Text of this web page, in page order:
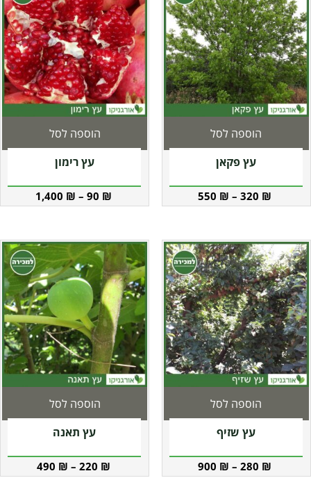
עץ פקאן
320 ₪
–
550 ₪
הוספה לסל
עץ רימון
90 ₪
–
1,400 ₪
הוספה לסל
עץ שזיף
280 ₪
–
900 ₪
הוספה לסל
עץ תאנה
220 ₪
–
490 ₪
הוספה לסל